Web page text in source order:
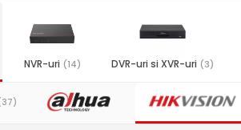
NVR-uri (14) DVR-uri si XVR-uri (3)